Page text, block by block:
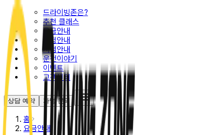
드라이빙존은?
추천 클래스
요금안내
시험안내
지점안내
운전이야기
이벤트
고객센터
상담 예약 가맹 문의
홈
요금안내